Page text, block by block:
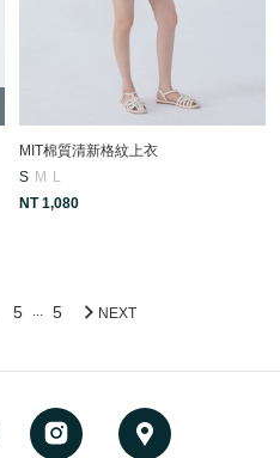
MIT棉質清新格紋上衣
S M L
NT 1,080
5 ... 5 NEXT